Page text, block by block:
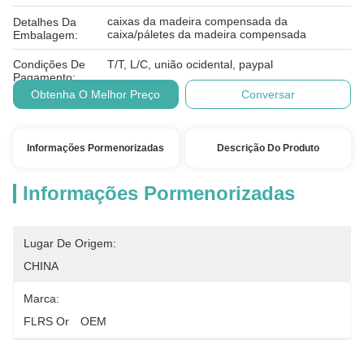
Detalhes Da
Embalagem:
caixas da madeira compensada da
caixa/páletes da madeira compensada
Condições De
Pagamento:
T/T, L/C, união ocidental, paypal
Obtenha O Melhor Preço Conversar
Informações Pormenorizadas Descrição Do Produto
Informações Pormenorizadas
Lugar De Origem:
CHINA
Marca:
FLRS Or　OEM